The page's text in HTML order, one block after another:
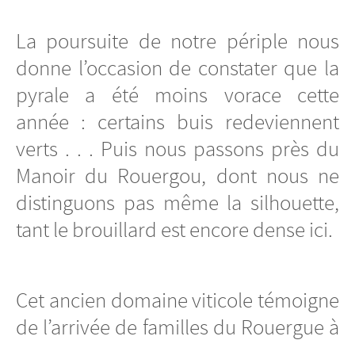
La poursuite de notre périple nous
donne l’occasion de constater que la
pyrale a été moins vorace cette
année : certains buis redeviennent
verts . . . Puis nous passons près du
Manoir du Rouergou, dont nous ne
distinguons pas même la silhouette,
tant le brouillard est encore dense ici.
Cet ancien domaine viticole témoigne
de l’arrivée de familles du Rouergue à